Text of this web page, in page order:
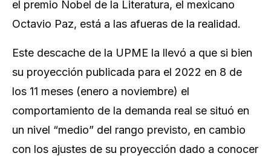
el premio Nobel de la Literatura, el mexicano
Octavio Paz, está a las afueras de la realidad.
Este descache de la UPME la llevó a que si bien
su proyección publicada para el 2022 en 8 de
los 11 meses (enero a noviembre) el
comportamiento de la demanda real se situó en
un nivel “medio” del rango previsto, en cambio
con los ajustes de su proyección dado a conocer